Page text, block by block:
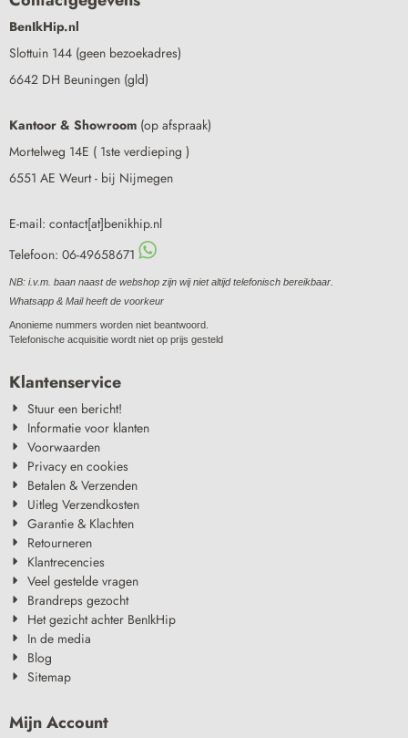
BenIkHip.nl
Slottuin 144 (geen bezoekadres)
6642 DH Beuningen (gld)
Kantoor & Showroom (op afspraak)
Mortelweg 14E ( 1ste verdieping )
6551 AE Weurt - bij Nijmegen
E-mail: contact[at]benikhip.nl
Telefoon: 06-49658671
NB: i.v.m. baan naast de webshop zijn wij niet altijd telefonisch bereikbaar.
Whatsapp & Mail heeft de voorkeur
Anonieme nummers worden niet beantwoord.
Telefonische acquisitie wordt niet op prijs gesteld
Klantenservice
Stuur een bericht!
Informatie voor klanten
Voorwaarden
Privacy en cookies
Betalen & Verzenden
Uitleg Verzendkosten
Garantie & Klachten
Retourneren
Klantrecencies
Veel gestelde vragen
Brandreps gezocht
Het gezicht achter BenIkHip
In de media
Blog
Sitemap
Mijn Account